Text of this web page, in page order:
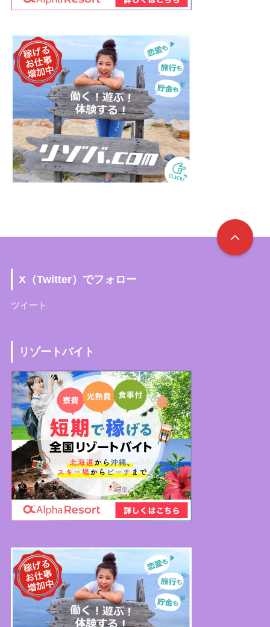
X（Twitter）でフォロー
ツイート
リゾートバイト